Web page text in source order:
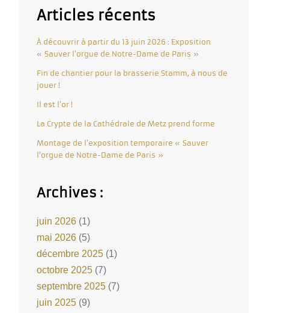
Articles récents
À découvrir à partir du 13 juin 2026 : Exposition
« Sauver l’orgue de Notre-Dame de Paris »
Fin de chantier pour la brasserie Stamm, à nous de
jouer !
Il est l’or !
La Crypte de la Cathédrale de Metz prend forme
Montage de l’exposition temporaire « Sauver
l’orgue de Notre-Dame de Paris »
Archives :
juin 2026(1)
mai 2026(5)
décembre 2025(1)
octobre 2025(7)
septembre 2025(7)
juin 2025(9)